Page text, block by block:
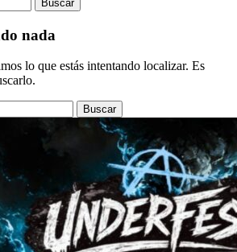
nada
lo que estás intentando localizar. Es